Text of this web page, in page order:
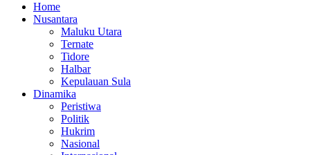
Home
Nusantara
Maluku Utara
Ternate
Tidore
Halbar
Kepulauan Sula
Dinamika
Peristiwa
Politik
Hukrim
Nasional